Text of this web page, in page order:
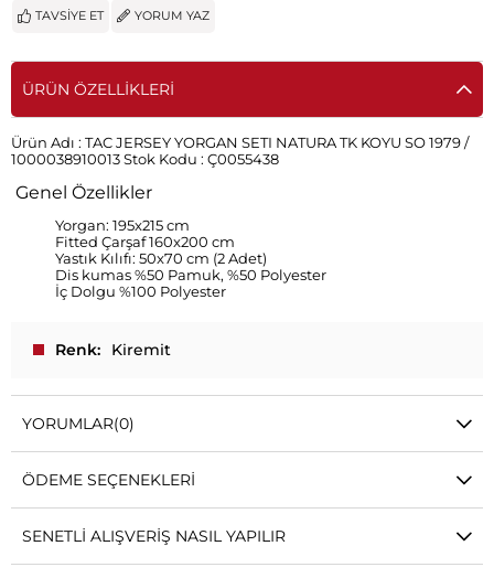
TAVSIYE ET YORUM YAZ
ÜRÜN ÖZELLIKLERI
Ürün Adı : TAC JERSEY YORGAN SETI NATURA TK KOYU SO 1979 /
1000038910013 Stok Kodu : Ç0055438
Genel Özellikler
Yorgan: 195x215 cm
Fitted Çarşaf 160x200 cm
Yastık Kılıfı: 50x70 cm (2 Adet)
Dis kumas %50 Pamuk, %50 Polyester
İç Dolgu %100 Polyester
Renk Kiremit
YORUMLAR(0)
ÖDEME SEÇENEKLERI
SENETLI ALIŞVERIŞ NASIL YAPILIR